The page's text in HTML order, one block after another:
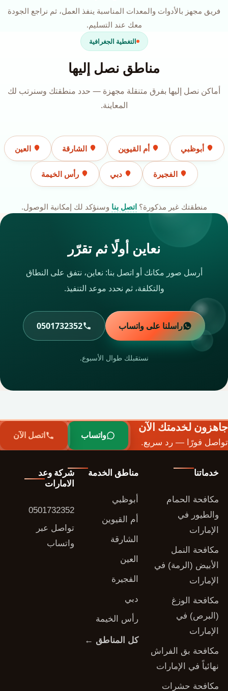
فريق مجهز بالأدوات والمعدات المناسبة ينفذ العمل، ثم نراجع الجودة
معك عند التسليم.
التغطية الجغرافية
مناطق نصل إليها
أماكن نصل إليها بفرق متنقلة مجهزة — حدد منطقتك وسنرتب لك
المعاينة.
أبوظبي أم القيوين الشارقة العين
الفجيرة دبي رأس الخيمة
منطقتك غير مذكورة؟اتصل بنا وسنؤكد لك إمكانية الوصول.
نعاين أولًا ثم تقرّر
أرسل صور مكانك أو اتصل بنا: نعاين، نتفق على النطاق
والتكلفة، ثم نحدد موعد التنفيذ.
راسلنا على واتساب 0501732352
نستقبلك طوال الأسبوع.
جاهزون لخدمتك الآن
تواصل فورًا — رد سريع.
واتساب اتصل الآن
خدماتنا
مكافحة الحمام
والطيور في
الإمارات
مكافحة النمل
الأبيض (الرمة) في
الإمارات
مكافحة الوزغ
(البرص) في
الإمارات
مكافحة بق الفراش
نهائياً في الإمارات
مكافحة حشرات
مناطق الخدمة
أبوظبي
أم القيوين
الشارقة
العين
الفجيرة
دبي
رأس الخيمة
كل المناطق ←
شركة وعد
الامارات
0501732352
تواصل عبر
واتساب